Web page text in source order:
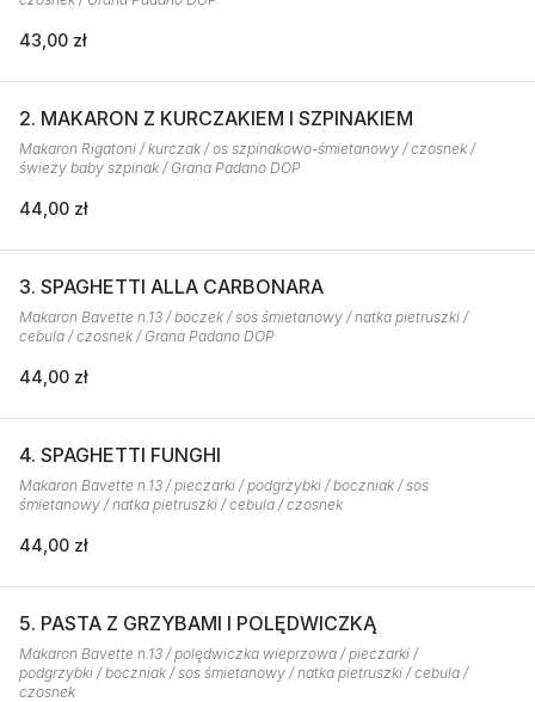
43,00 zł
2. MAKARON Z KURCZAKIEM I SZPINAKIEM
Makaron Rigatoni / kurczak / os szpinakowo-śmietanowy / czosnek /
świeży baby szpinak / Grana Padano DOP
44,00 zł
3. SPAGHETTI ALLA CARBONARA
Makaron Bavette n.13 / boczek / sos śmietanowy / natka pietruszki /
cebula / czosnek / Grana Padano DOP
44,00 zł
4. SPAGHETTI FUNGHI
Makaron Bavette n.13 / pieczarki / podgrzybki / boczniak / sos
śmietanowy / natka pietruszki / cebula / czosnek
44,00 zł
5. PASTA Z GRZYBAMI I POLĘDWICZKĄ
Makaron Bavette n.13 / polędwiczka wieprzowa / pieczarki /
podgrzybki / boczniak / sos śmietanowy / natka pietruszki / cebula /
czosnek